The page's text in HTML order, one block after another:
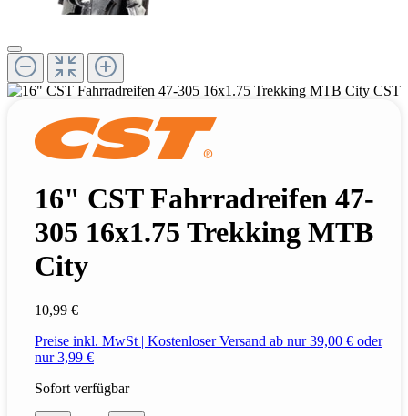
16" CST Fahrradreifen 47-
305 16x1.75 Trekking MTB
City
10,99 €
Preise inkl. MwSt | Kostenloser Versand ab nur 39,00 € oder
nur 3,99 €
Sofort verfügbar